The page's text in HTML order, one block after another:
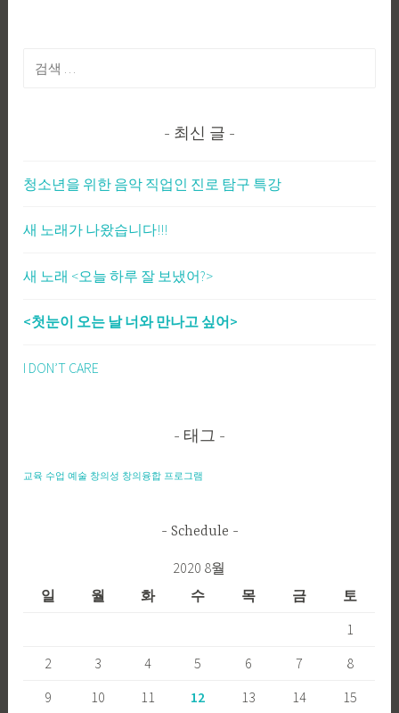
색:
최신 글
청소년을 위한 음악 직업인 진로 탐구 특강
새 노래가 나왔습니다!!!
새 노래 <오늘 하루 잘 보냈어?>
<첫눈이 오는 날 너와 만나고 싶어>
I DON’T CARE
태그
교육 수업 예술 창의성 창의융합 프로그램
Schedule
2020 8월
일
월 화 수 목 금
토
1
2
3 4 5 6 7
8
9
10 11 12 13 14 15